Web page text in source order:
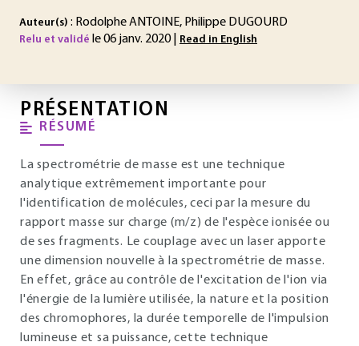
Auteur(s) : Rodolphe ANTOINE, Philippe DUGOURD
Relu et validé le 06 janv. 2020 | Read in English
PRÉSENTATION
RÉSUMÉ
La spectrométrie de masse est une technique
analytique extrêmement importante pour
l'identification de molécules, ceci par la mesure du
rapport masse sur charge (m/z) de l'espèce ionisée ou
de ses fragments. Le couplage avec un laser apporte
une dimension nouvelle à la spectrométrie de masse.
En effet, grâce au contrôle de l'excitation de l'ion via
l'énergie de la lumière utilisée, la nature et la position
des chromophores, la durée temporelle de l'impulsion
lumineuse et sa puissance, cette technique